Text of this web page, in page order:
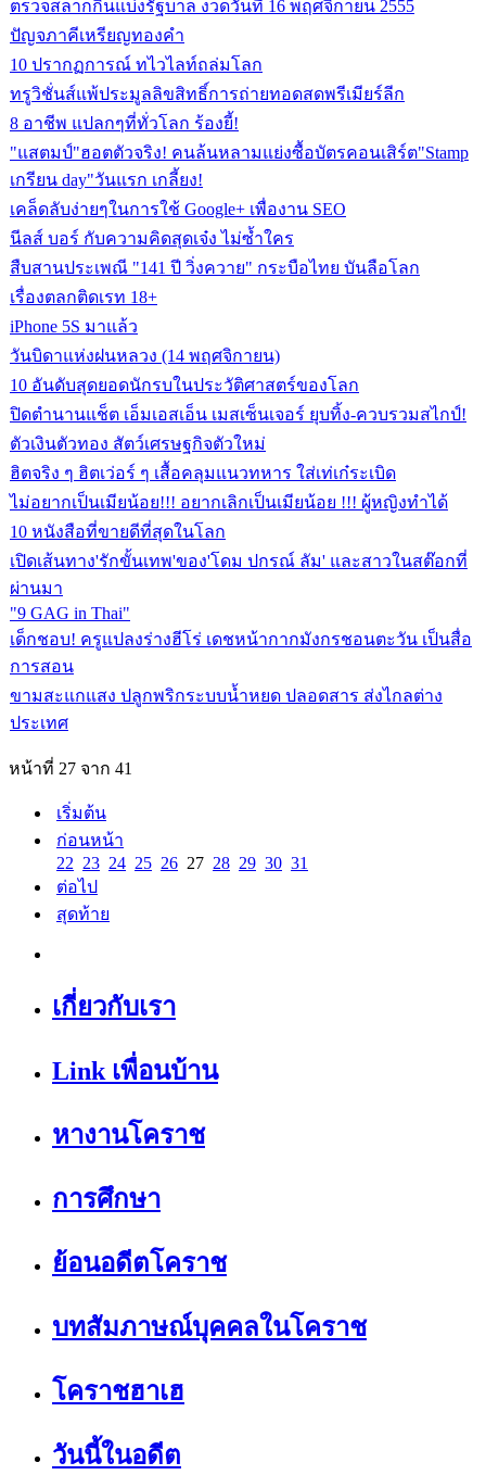
ตรวจสลากกินแบ่งรัฐบาล งวดวันที่ 16 พฤศจิกายน 2555
ปัญจภาคีเหรียญทองคำ
10 ปรากฏการณ์ ทไวไลท์ถล่มโลก
ทรูวิชั่นส์แพ้ประมูลลิขสิทธิ์การถ่ายทอดสดพรีเมียร์ลีก
8 อาชีพ แปลกๆที่ทั่วโลก ร้องยี้!
"แสตมป์"ฮอตตัวจริง! คนล้นหลามแย่งซื้อบัตรคอนเสิร์ต"Stamp
เกรียน day"วันแรก เกลี้ยง!
เคล็ดลับง่ายๆในการใช้ Google+ เพื่องาน SEO
นีลส์ บอร์ กับความคิดสุดเจ๋ง ไม่ซ้ำใคร
สืบสานประเพณี "141 ปี วิ่งควาย" กระบือไทย บันลือโลก
เรื่องตลกติดเรท 18+
iPhone 5S มาแล้ว
วันบิดาแห่งฝนหลวง (14 พฤศจิกายน)
10 อันดับสุดยอดนักรบในประวัติศาสตร์ของโลก
ปิดตำนานแช็ต เอ็มเอสเอ็น เมสเซ็นเจอร์ ยุบทิ้ง-ควบรวมสไกป์!
ตัวเงินตัวทอง สัตว์เศรษฐกิจตัวใหม่
ฮิตจริง ๆ ฮิตเว่อร์ ๆ เสื้อคลุมแนวทหาร ใส่เท่เก๋ระเบิด
ไม่อยากเป็นเมียน้อย!!! อยากเลิกเป็นเมียน้อย !!! ผู้หญิงทำได้
10 หนังสือที่ขายดีที่สุดในโลก
เปิดเส้นทาง'รักขั้นเทพ'ของ'โดม ปกรณ์ ลัม' และสาวในสต๊อกที่
ผ่านมา
"9 GAG in Thai"
เด็กชอบ! ครูแปลงร่างฮีโร่ เดชหน้ากากมังกรชอนตะวัน เป็นสื่อ
การสอน
ขามสะแกแสง ปลูกพริกระบบน้ำหยด ปลอดสาร ส่งไกลต่าง
ประเทศ
หน้าที่ 27 จาก 41
เริ่มต้น
ก่อนหน้า
22 23 24 25 26 27 28 29 30 31
ต่อไป
สุดท้าย
เกี่ยวกับเรา
Link เพื่อนบ้าน
หางานโคราช
การศึกษา
ย้อนอดีตโคราช
บทสัมภาษณ์บุคคลในโคราช
โคราชฮาเฮ
วันนี้ในอดีต